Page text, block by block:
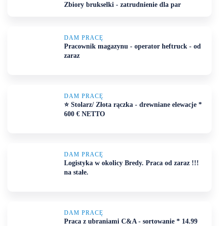
Zbiory brukselki - zatrudnienie dla par
DAM PRACĘ
Pracownik magazynu - operator heftruck - od
zaraz
DAM PRACĘ
⭐ Stolarz/ Złota rączka - drewniane elewacje *
600 € NETTO
DAM PRACĘ
Logistyka w okolicy Bredy. Praca od zaraz !!!
na stałe.
DAM PRACĘ
Praca z ubraniami C&A - sortowanie * 14.99